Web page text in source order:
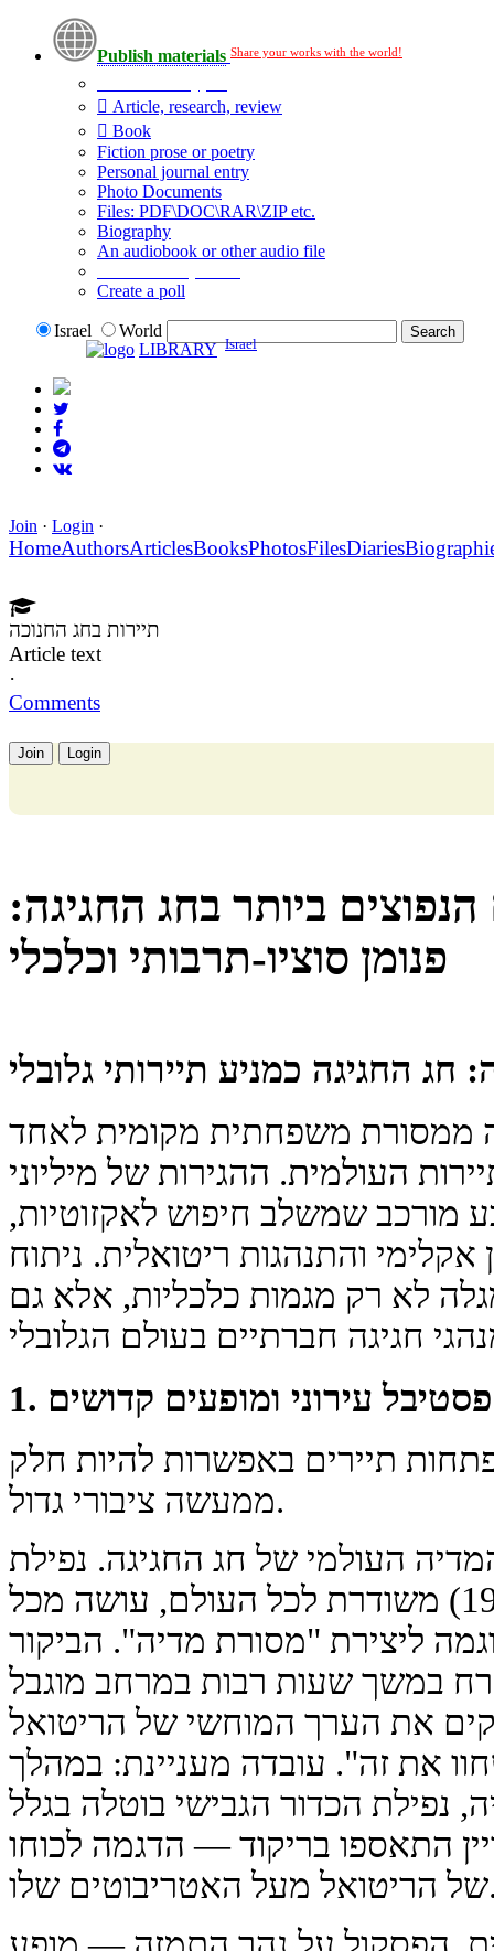
Publish materials Share your works with the world!
Article, research, review
Book
Fiction prose or poetry
Personal journal entry
Photo Documents
Files: PDF\DOC\RAR\ZIP etc.
Biography
An audiobook or other audio file
Create a poll
Israel
World
LIBRARY Israel
Join · Login ·
HomeAuthorsArticlesBooksPhotosFilesDiaries
תיירות בחג החנוכה
Article text
·
Comments
Join Login
ביותר בחג החגיגה:
פנומן סוציו-תרבותי וכלכלי
חג החגיגה כמניע תיירותי גלובלי
ממסורת משפחתית מקומית לאחד
העולמית. ההגירות של מיליוני
מורכב שמשלב חיפוש לאקזוטיות,
אקלימי והתנהגות ריטואלית. ניתוח
לא רק מגמות כלכליות, אלא גם
עירוני ומופעים קדושים
תיירים באפשרות להיות חלק
ממעשה ציבורי גדול.
העולמי של חג החגיגה. נפילת
הכדור הגבישי (מסורת מאז 1907) משודרת לכל העולם, עושה מכל
ליצירת "מסורת מדיה". הביקור
במשך שעות רבות במרחב מוגבל
את הערך המוחשי של הריטואל
את זה". עובדה מעניינת: במהלך
נפילת הכדור הגבישי בוטלה בגלל
התאספו בריקוד — הדגמה לכוחו
שלו.